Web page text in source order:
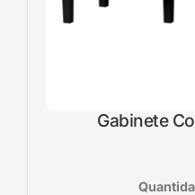
Gabinete